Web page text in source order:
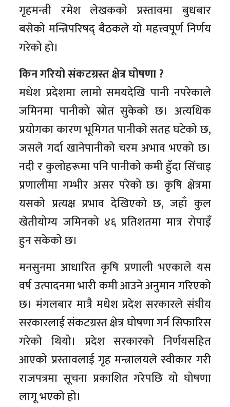
गृहमन्त्री रमेश लेखकको प्रस्तावमा बुधबार
बसेको मन्त्रिपरिषद् बैठकले यो महत्त्वपूर्ण निर्णय
गरेको हो।
किन गरियो संकटग्रस्त क्षेत्र घोषणा ?
मधेश प्रदेशमा लामो समयदेखि पानी नपरेकाले
जमिनमा पानीको स्रोत सुकेको छ। अत्यधिक
प्रयोगका कारण भूमिगत पानीको सतह घटेको छ,
जसले गर्दा खानेपानीको चरम अभाव भएको छ।
नदी र कुलोहरूमा पनि पानीको कमी हुँदा सिँचाइ
प्रणालीमा गम्भीर असर परेको छ। कृषि क्षेत्रमा
यसको प्रत्यक्ष प्रभाव देखिएको छ, जहाँ कुल
खेतीयोग्य जमिनको ४६ प्रतिशतमा मात्र रोपाइँ
हुन सकेको छ।
मनसुनमा आधारित कृषि प्रणाली भएकाले यस
वर्ष उत्पादनमा भारी कमी आउने अनुमान गरिएको
छ। मंगलबार मात्रै मधेश प्रदेश सरकारले संघीय
सरकारलाई संकटग्रस्त क्षेत्र घोषणा गर्न सिफारिस
गरेको थियो। प्रदेश सरकारको निर्णयसहित
आएको प्रस्तावलाई गृह मन्त्रालयले स्वीकार गरी
राजपत्रमा सूचना प्रकाशित गरेपछि यो घोषणा
लागू भएको हो।